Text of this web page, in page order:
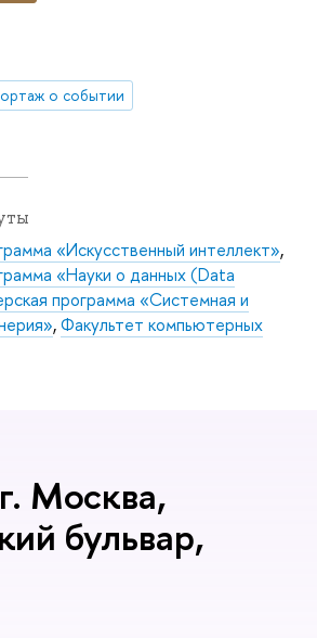
о событии
«Искусственный интеллект»,
«Науки о данных (Data
программа «Системная и
,Факультет компьютерных
Москва,
бульвар,